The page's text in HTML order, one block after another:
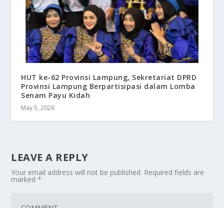
HUT ke-62 Provinsi Lampung, Sekretariat DPRD
Provinsi Lampung Berpartisipasi dalam Lomba
Senam Payu Kidah
May 5, 2026
LEAVE A REPLY
Your email address will not be published. Required fields are
marked*